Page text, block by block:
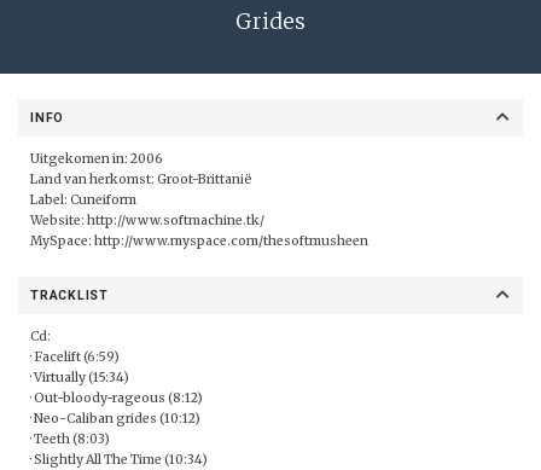
Grides
INFO
Uitgekomen in: 2006
Land van herkomst: Groot-Brittanië
Label: Cuneiform
Website: http://www.softmachine.tk/
MySpace: http://www.myspace.com/thesoftmusheen
TRACKLIST
Cd:
· Facelift (6:59)
· Virtually (15:34)
· Out-bloody-rageous (8:12)
· Neo-Caliban grides (10:12)
· Teeth (8:03)
· Slightly All The Time (10:34)